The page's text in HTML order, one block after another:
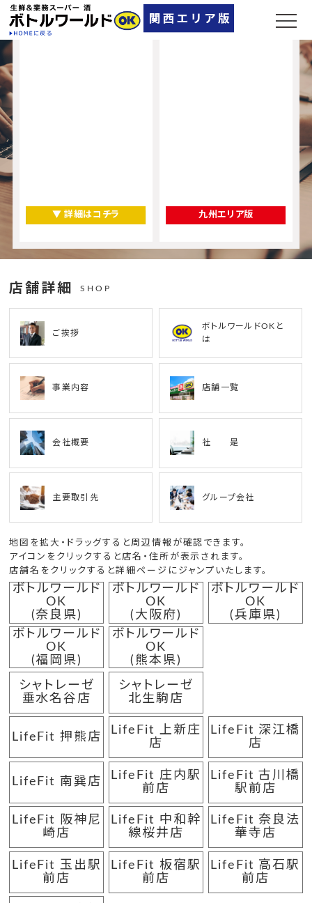
▼ 詳細はコチラ 九州エリア版
店舗詳細 SHOP
ご挨拶
ボトルワールドOKと
は
事業内容 店舗一覧
会社概要 社 是
主要取引先 グループ会社
地図を拡大・ドラッグすると周辺情報が確認できます。
アイコンをクリックすると店名・住所が表示されます。
店舗名をクリックすると詳細ページにジャンプいたします。
ボトルワールド
OK
(奈良県)
ボトルワールド
OK
(大阪府)
ボトルワールド
OK
(兵庫県)
ボトルワールド
OK
(福岡県)
ボトルワールド
OK
(熊本県)
シャトレーゼ
垂水名谷店
シャトレーゼ
北生駒店
LifeFit 押熊店
LifeFit 上新庄
店
LifeFit 深江橋
店
LifeFit 南巽店
LifeFit 庄内駅
前店
LifeFit 古川橋
駅前店
LifeFit 阪神尼
崎店
LifeFit 中和幹
線桜井店
LifeFit 奈良法
華寺店
LifeFit 玉出駅
前店
LifeFit 板宿駅
前店
LifeFit 高石駅
前店